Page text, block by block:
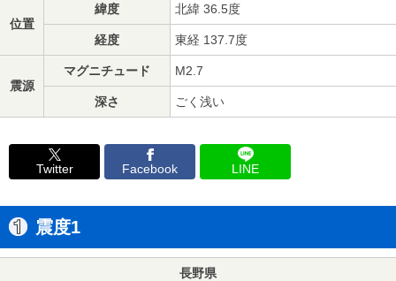
位置
緯度 北緯 36.5度
経度 東経 137.7度
震源
マグニチュード M2.7
深さ ごく浅い
Twitter Facebook LINE
震度1
長野県